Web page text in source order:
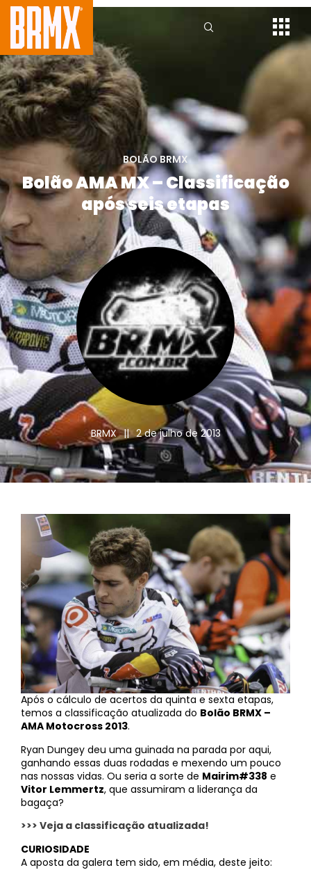
BOLÃO BRMX
Bolão AMA MX – Classificação
após seis etapas
BRMX || 2 de julho de 2013
Após o cálculo de acertos da quinta e sexta etapas,
temos a classificação atualizada do Bolão BRMX –
AMA Motocross 2013.
Ryan Dungey deu uma guinada na parada por aqui,
ganhando essas duas rodadas e mexendo um pouco
nas nossas vidas. Ou seria a sorte de Mairim#338 e
Vitor Lemmertz, que assumiram a liderança da
bagaça?
>>> Veja a classificação atualizada!
CURIOSIDADE
A aposta da galera tem sido, em média, deste jeito: